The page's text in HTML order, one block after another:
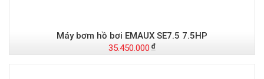
Máy bơm hồ bơi EMAUX SE7.5 7.5HP
35.450.000